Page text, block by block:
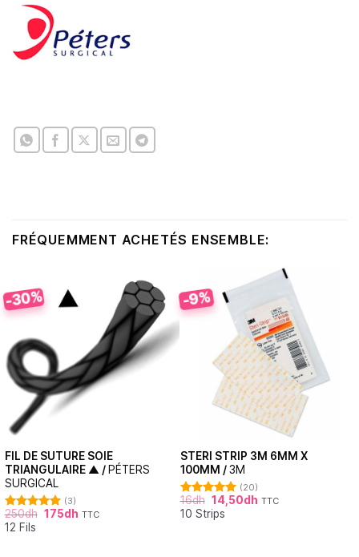
FRÉQUEMMENT ACHETÉS ENSEMBLE:
-30%
FIL DE SUTURE SOIE
TRIANGULAIRE ▲ / PÉTERS
SURGICAL
Note5.00
sur 5
(3)
250dh 175dh TTC
12 Fils
-9%
STERI STRIP 3M 6MM X
100MM /3M
Note
4.95
sur 5
(20)
16dh 14,50dh TTC
10 Strips